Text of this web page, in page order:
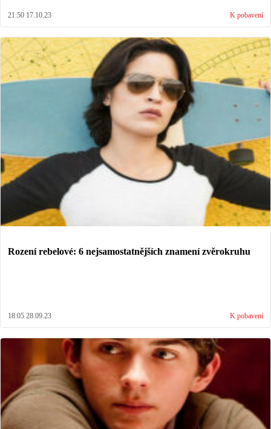
21:50 17.10.23 K pobavení
Rození rebelové: 6 nejsamostatnějších znamení zvěrokruhu
18:05 28.09.23 K pobavení